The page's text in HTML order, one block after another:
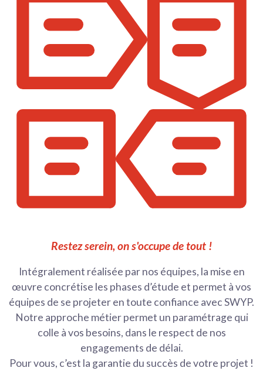
Restez serein, on s'occupe de tout !
Intégralement réalisée par nos équipes, la mise en
œuvre concrétise les phases d’étude et permet à vos
équipes de se projeter en toute confiance avec SWYP.
Notre approche métier permet un paramétrage qui
colle à vos besoins, dans le respect de nos
engagements de délai.
Pour vous, c’est la garantie du succès de votre projet !